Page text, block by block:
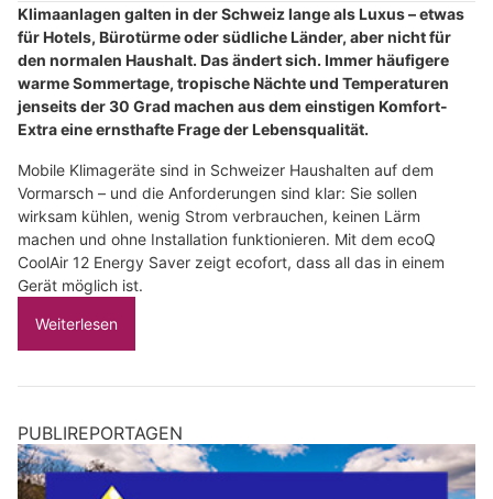
Klimaanlagen galten in der Schweiz lange als Luxus – etwas
für Hotels, Bürotürme oder südliche Länder, aber nicht für
den normalen Haushalt. Das ändert sich. Immer häufigere
warme Sommertage, tropische Nächte und Temperaturen
jenseits der 30 Grad machen aus dem einstigen Komfort-
Extra eine ernsthafte Frage der Lebensqualität.
Mobile Klimageräte sind in Schweizer Haushalten auf dem
Vormarsch – und die Anforderungen sind klar: Sie sollen
wirksam kühlen, wenig Strom verbrauchen, keinen Lärm
machen und ohne Installation funktionieren. Mit dem ecoQ
CoolAir 12 Energy Saver zeigt ecofort, dass all das in einem
Gerät möglich ist.
Weiterlesen
PUBLIREPORTAGEN